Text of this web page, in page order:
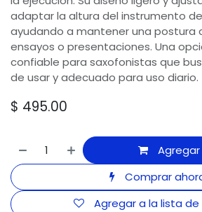
adaptar la altura del instrumento
ayudando a mantener una postura
ensayos o presentaciones. Una
confiable para saxofonistas que
de usar y adecuado para uso diario.
$ 495.00
Comprar
Agregar a la lista